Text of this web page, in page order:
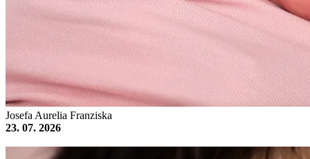
Josefa Aurelia Franziska
23. 07. 2026